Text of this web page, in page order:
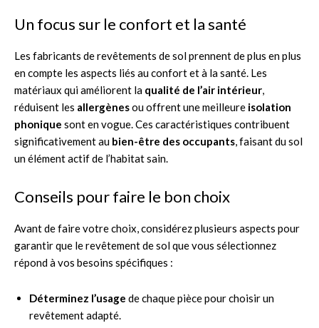
Un focus sur le confort et la santé
Les fabricants de revêtements de sol prennent de plus en plus
en compte les aspects liés au confort et à la santé. Les
matériaux qui améliorent la qualité de l’air intérieur,
réduisent les allergènesou offrent une meilleure isolation
phonique sont en vogue. Ces caractéristiques contribuent
significativement au bien-être des occupants, faisant du sol
un élément actif de l’habitat sain.
Conseils pour faire le bon choix
Avant de faire votre choix, considérez plusieurs aspects pour
garantir que le revêtement de sol que vous sélectionnez
répond à vos besoins spécifiques :
Déterminez l’usage de chaque pièce pour choisir un
revêtement adapté.